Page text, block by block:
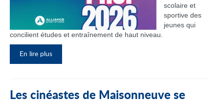
scolaire et
sportive des
jeunes qui
concilient études et entraînement de haut niveau.
En lire plus
Les cinéastes de Maisonneuve se